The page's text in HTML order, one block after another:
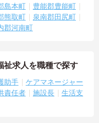
島本町
豊能郡豊能町
熊取町
泉南郡田尻町
郡河南町
祉求人を職種で探す
助手
ケアマネージャー
責任者 施設長
生活支